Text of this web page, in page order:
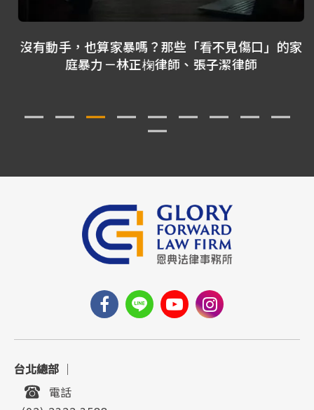
沒有動手，也算家暴嗎？那些「看不見傷口」的家
庭暴力－林正椈律師、張子潔律師
台北總部 ｜
電話